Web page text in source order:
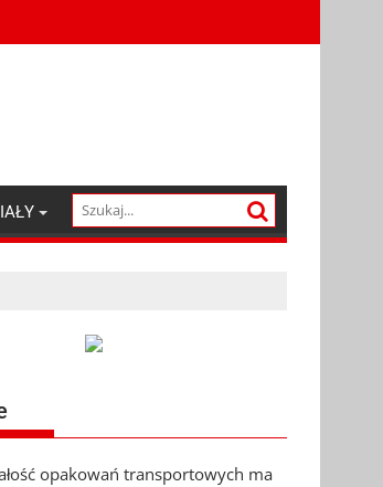
opakowań transportowych ma